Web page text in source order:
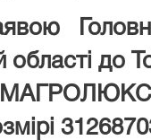
області до